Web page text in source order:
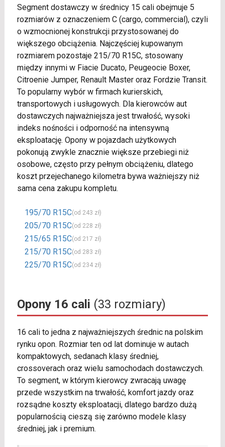
Segment dostawczy w średnicy 15 cali obejmuje 5
rozmiarów z oznaczeniem C (cargo, commercial), czyli
o wzmocnionej konstrukcji przystosowanej do
większego obciążenia. Najczęściej kupowanym
rozmiarem pozostaje 215/70 R15C, stosowany
między innymi w Fiacie Ducato, Peugeocie Boxer,
Citroenie Jumper, Renault Master oraz Fordzie Transit.
To popularny wybór w firmach kurierskich,
transportowych i usługowych. Dla kierowców aut
dostawczych najważniejsza jest trwałość, wysoki
indeks nośności i odporność na intensywną
eksploatację. Opony w pojazdach użytkowych
pokonują zwykle znacznie większe przebiegi niż
osobowe, często przy pełnym obciążeniu, dlatego
koszt przejechanego kilometra bywa ważniejszy niż
sama cena zakupu kompletu.
195/70 R15C(od 243 zł)
205/70 R15C(od 228 zł)
215/65 R15C(od 217 zł)
215/70 R15C(od 283 zł)
225/70 R15C(od 234 zł)
Opony 16 cali (33 rozmiary)
16 cali to jedna z najważniejszych średnic na polskim
rynku opon. Rozmiar ten od lat dominuje w autach
kompaktowych, sedanach klasy średniej,
crossoverach oraz wielu samochodach dostawczych.
To segment, w którym kierowcy zwracają uwagę
przede wszystkim na trwałość, komfort jazdy oraz
rozsądne koszty eksploatacji, dlatego bardzo dużą
popularnością cieszą się zarówno modele klasy
średniej, jak i premium.